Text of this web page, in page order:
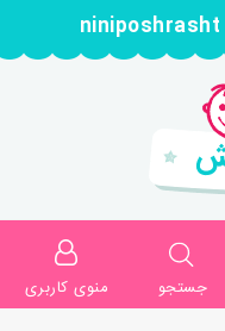
جستجو منوی کاربری